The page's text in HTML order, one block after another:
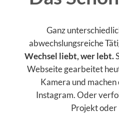
Ganz
abwechslungsreiche
Wechsel liebt, wer lebt.
Webseite gearbeitet
Kamera und
Instagram. Oder
Projekt oder